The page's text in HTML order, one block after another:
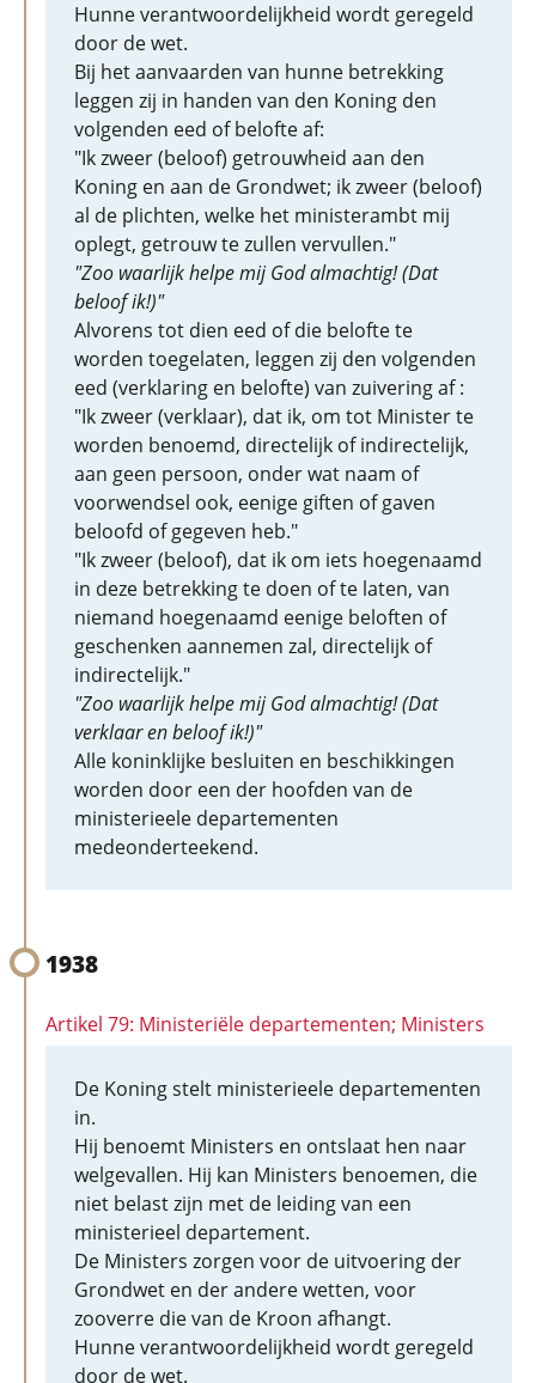
Hunne verantwoordelijkheid wordt geregeld
door de wet.
Bij het aanvaarden van hunne betrekking
leggen zij in handen van den Koning den
volgenden eed of belofte af:
"Ik zweer (beloof) getrouwheid aan den
Koning en aan de Grondwet; ik zweer (beloof)
al de plichten, welke het ministerambt mij
oplegt, getrouw te zullen vervullen."
"Zoo waarlijk helpe mij God almachtig! (Dat
beloof ik!)"
Alvorens tot dien eed of die belofte te
worden toegelaten, leggen zij den volgenden
eed (verklaring en belofte) van zuivering af :
"Ik zweer (verklaar), dat ik, om tot Minister te
worden benoemd, directelijk of indirectelijk,
aan geen persoon, onder wat naam of
voorwendsel ook, eenige giften of gaven
beloofd of gegeven heb."
"Ik zweer (beloof), dat ik om iets hoegenaamd
in deze betrekking te doen of te laten, van
niemand hoegenaamd eenige beloften of
geschenken aannemen zal, directelijk of
indirectelijk."
"Zoo waarlijk helpe mij God almachtig! (Dat
verklaar en beloof ik!)"
Alle koninklijke besluiten en beschikkingen
worden door een der hoofden van de
ministerieele departementen
medeonderteekend.
1938
Artikel 79: Ministeriële departementen; Ministers
De Koning stelt ministerieele departementen
in.
Hij benoemt Ministers en ontslaat hen naar
welgevallen. Hij kan Ministers benoemen, die
niet belast zijn met de leiding van een
ministerieel departement.
De Ministers zorgen voor de uitvoering der
Grondwet en der andere wetten, voor
zooverre die van de Kroon afhangt.
Hunne verantwoordelijkheid wordt geregeld
door de wet.